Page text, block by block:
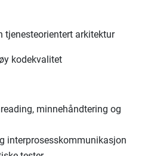
tjenesteorientert arkitektur
kodekvalitet
minnehåndtering og
interprosesskommunikasjon